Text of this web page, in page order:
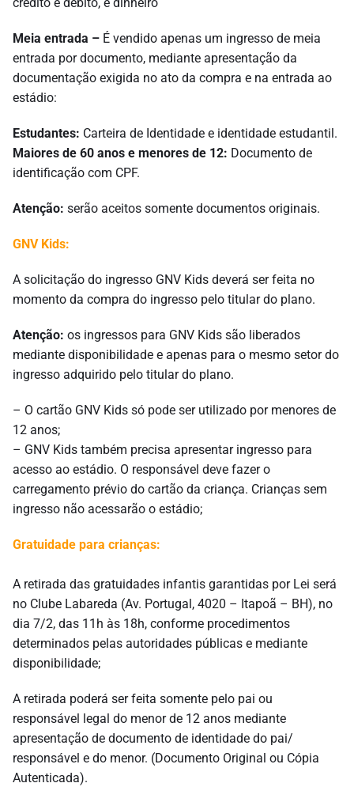
crédito e débito, e dinheiro
Meia entrada – É vendido apenas um ingresso de meia
entrada por documento, mediante apresentação da
documentação exigida no ato da compra e na entrada ao
estádio:
Estudantes: Carteira de Identidade e identidade estudantil.
Maiores de 60 anos e menores de 12: Documento de
identificação com CPF.
Atenção: serão aceitos somente documentos originais.
GNV Kids:
A solicitação do ingresso GNV Kids deverá ser feita no
momento da compra do ingresso pelo titular do plano.
Atenção: os ingressos para GNV Kids são liberados
mediante disponibilidade e apenas para o mesmo setor do
ingresso adquirido pelo titular do plano.
– O cartão GNV Kids só pode ser utilizado por menores de
12 anos;
– GNV Kids também precisa apresentar ingresso para
acesso ao estádio. O responsável deve fazer o
carregamento prévio do cartão da criança. Crianças sem
ingresso não acessarão o estádio;
Gratuidade para crianças:
A retirada das gratuidades infantis garantidas por Lei será
no Clube Labareda (Av. Portugal, 4020 – Itapoã – BH), no
dia 7/2, das 11h às 18h, conforme procedimentos
determinados pelas autoridades públicas e mediante
disponibilidade;
A retirada poderá ser feita somente pelo pai ou
responsável legal do menor de 12 anos mediante
apresentação de documento de identidade do pai/
responsável e do menor. (Documento Original ou Cópia
Autenticada).